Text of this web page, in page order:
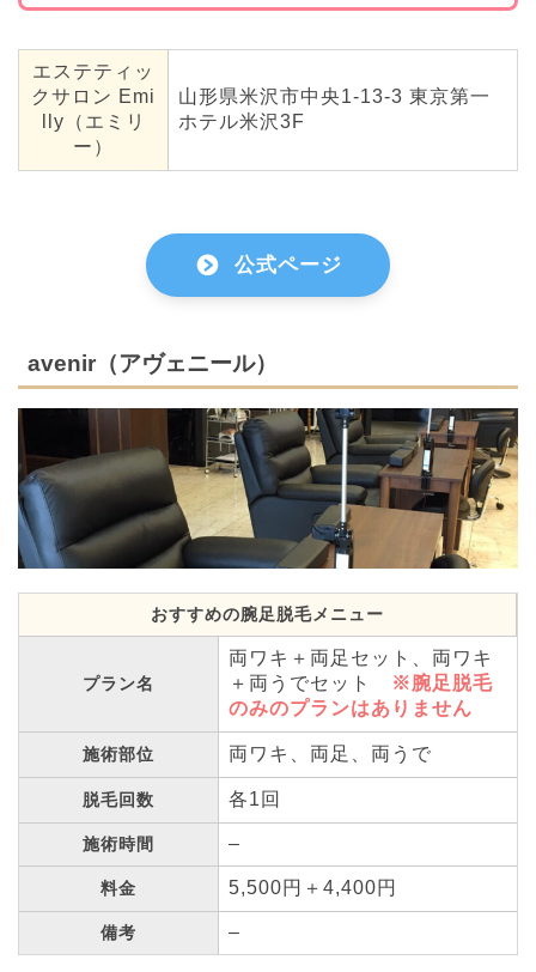
エステティッ
クサロン Emi
lly（エミリ
ー）
山形県米沢市中央1-13-3 東京第一
ホテル米沢3F
公式ページ
avenir（アヴェニール）
おすすめの腕足脱毛メニュー
プラン名
両ワキ＋両足セット、両ワキ
＋両うでセット
※腕足脱毛
のみのプランはありません
施術部位 両ワキ、両足、両うで
脱毛回数 各1回
施術時間 –
料金 5,500円＋4,400円
備考 –